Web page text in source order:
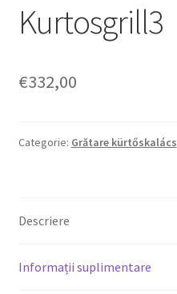
Kurtosgrill3
€332,00
Categorie: Grătare kürtőskalács
Descriere
Informații suplimentare